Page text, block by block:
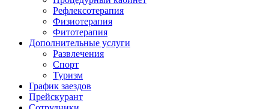
Рефлексотерапия
Физиотерапия
Фитотерапия
Дополнительные услуги
Развлечения
Спорт
Туризм
График заездов
Прейскурант